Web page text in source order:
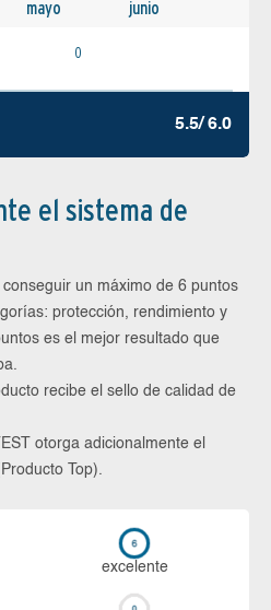
mayo junio
0
5.5/ 6.0
el sistema de
conseguir un máximo de 6 puntos
protección, rendimiento y
es el mejor resultado que
recibe el sello de calidad de
otorga adicionalmente el
Top).
ex­ce­len­te